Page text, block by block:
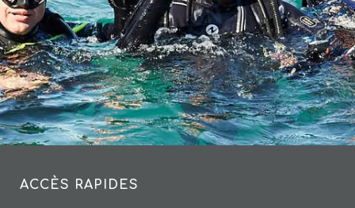
ACCÈS RAPIDES